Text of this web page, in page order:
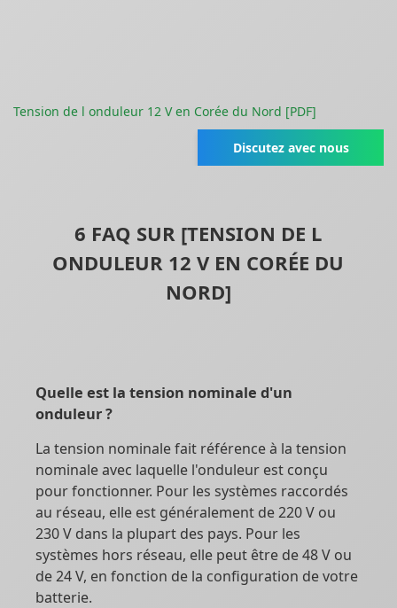
Tension de l onduleur 12 V en Corée du Nord [PDF]
Discutez avec nous
6 FAQ SUR [TENSION DE L
ONDULEUR 12 V EN CORÉE DU
NORD]
Quelle est la tension nominale d'un
onduleur ?
La tension nominale fait référence à la tension
nominale avec laquelle l'onduleur est conçu
pour fonctionner. Pour les systèmes raccordés
au réseau, elle est généralement de 220 V ou
230 V dans la plupart des pays. Pour les
systèmes hors réseau, elle peut être de 48 V ou
de 24 V, en fonction de la configuration de votre
batterie.